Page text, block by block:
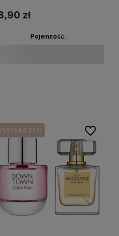
zł
Pojemność:
24H
24H Do